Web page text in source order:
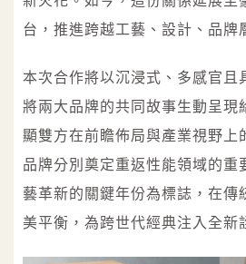
台，推進跨越工藝、設計、品牌
本次合作將以沉浸式、多感官且
將兩大品牌的共同故事生動呈現
顯雙方在前瞻佈局與產業視野上
品牌分別奠定重返性能領域的重
藝革新的關鍵年份為標誌，在傳
美平衡，為跨世代經典注入全新